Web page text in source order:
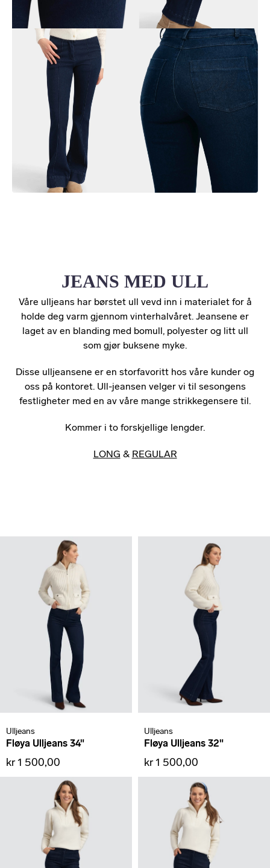
JEANS MED ULL
Våre ulljeans har børstet ull vevd inn i materialet for å
holde deg varm gjennom vinterhalvåret. Jeansene er
laget av en blanding med bomull, polyester og litt ull
som gjør buksene myke.
Disse ulljeansene er en storfavoritt hos våre kunder og
oss på kontoret. Ull-jeansen velger vi til sesongens
festligheter med en av våre mange strikkegensere til.
Kommer i to forskjellige lengder.
LONG & REGULAR
Ulljeans
Fløya Ulljeans 34"
kr 1 500,00
Ulljeans
Fløya Ulljeans 32"
kr 1 500,00